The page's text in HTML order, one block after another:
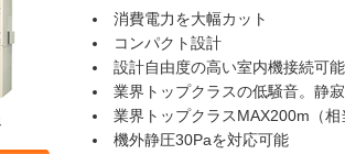
消費電力を大幅カット
コンパクト設計
設計自由度の高い室内機接続可
業界トップクラスの低騒音。静
業界トップクラスMAX200m（
機外静圧30Paを対応可能